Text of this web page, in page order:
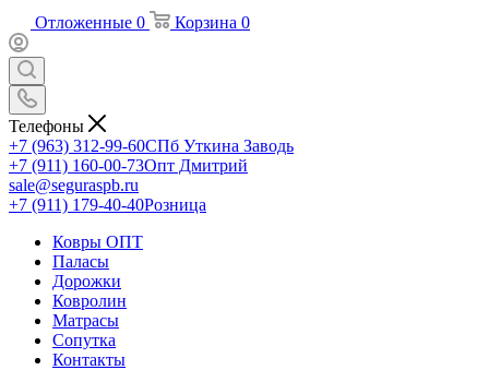
Отложенные 0 Корзина 0
Телефоны
+7 (963) 312-99-60СПб Уткина Заводь
+7 (911) 160-00-73Опт Дмитрий
sale@seguraspb.ru
+7 (911) 179-40-40Розница
Ковры ОПТ
Паласы
Дорожки
Ковролин
Матрасы
Сопутка
Контакты